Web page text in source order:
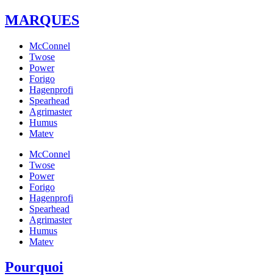
MARQUES
McConnel
Twose
Power
Forigo
Hagenprofi
Spearhead
Agrimaster
Humus
Matev
McConnel
Twose
Power
Forigo
Hagenprofi
Spearhead
Agrimaster
Humus
Matev
Pourquoi